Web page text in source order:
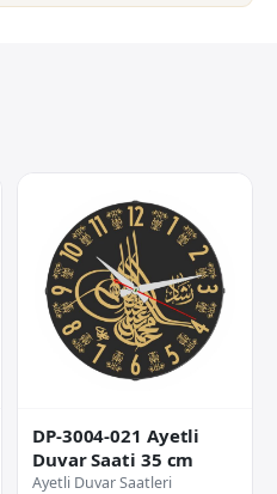
DP-3004-021 Ayetli
Duvar Saati 35 cm
Ayetli Duvar Saatleri